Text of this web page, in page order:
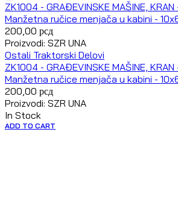
ZK1004 - GRAĐEVINSKE MAŠINE, KRAN
Manžetna ručice menjača u kabini -
200,00 рсд
Proizvodi: SZR UNA
Ostali Traktorski Delovi
ZK1004 - GRAĐEVINSKE MAŠINE, KRAN
Manžetna ručice menjača u kabini -
200,00 рсд
Proizvodi: SZR UNA
In Stock
ADD TO CART